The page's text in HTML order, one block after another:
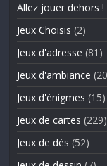
Allez jouer dehors !
Jeux Choisis (2)
Jeux d'adresse (81)
Jeux d'ambiance
Jeux d'énigmes (15)
Jeux de cartes (229)
Jeux de dés (52)